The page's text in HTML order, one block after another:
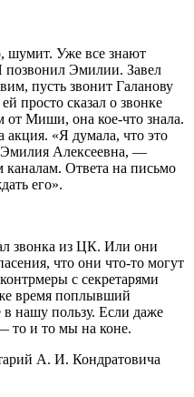
шумит. Уже все знают
позвонил Эмилии. Завел
пусть звонит Галанову
просто сказал о звонке
от Миши, она кое-что знала.
«Я думала, что это
Алексеевна, —
каналам. Ответа на письмо
его».
звонка из ЦК. Или они
что они что-то могут
с секретарями
время поплывший
нашу пользу. Если даже
то и то мы на коне.
А. И. Кондратовича